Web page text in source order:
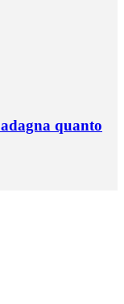
quanto